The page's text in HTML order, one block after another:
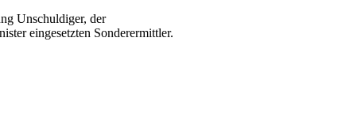
Unschuldiger, der
eingesetzten Sonderermittler.